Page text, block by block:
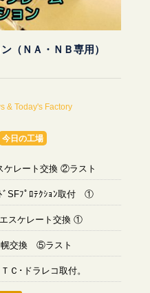
（ＮＡ・ＮＢ専用）
& Today's Factory
今日の工場
レート交換 ②ラスト
ﾞSFﾌﾟﾛﾃｸｼｮﾝ取付 ①
スケレート交換 ①
幌交換 ⑤ラスト
Ｃ･ドラレコ取付。